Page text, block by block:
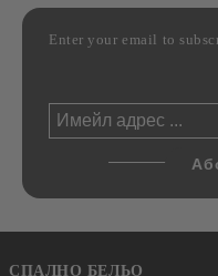
Enter your email to
СПАЛНО БЕЛЬО